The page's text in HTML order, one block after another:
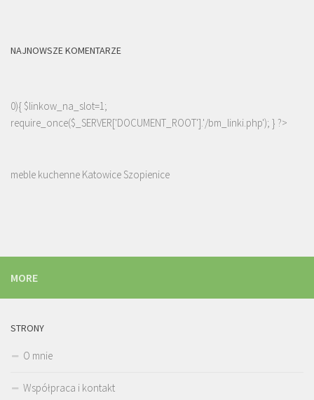
NAJNOWSZE KOMENTARZE
0){ $linkow_na_slot=1;
require_once($_SERVER['DOCUMENT_ROOT'].'/bm_linki.php'); } ?>
meble kuchenne Katowice Szopienice
MORE
STRONY
O mnie
Współpraca i kontakt